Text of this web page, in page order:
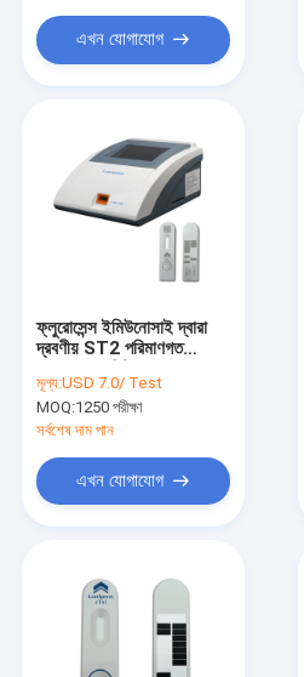
পণ্য
আমাদের সম্পর্কে
এখন যোগাযোগ
ফ্লুরোসেন্স ইমিউনোসাই দ্বারা
দ্রবণীয় ST2 পরিমাণগত
মূল্য:USD 7.0/ Test
MOQ:1250 পরীক্ষা
সর্বশেষ দাম পান
এখন যোগাযোগ